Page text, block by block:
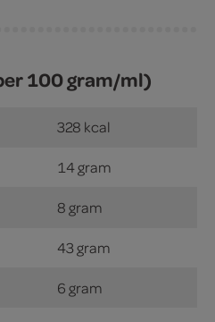
100 gram/ml)
328 kcal
14 gram
8 gram
43 gram
6 gram